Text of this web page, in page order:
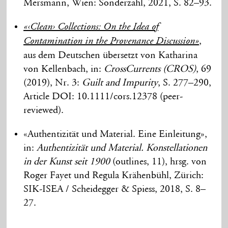
Mersmann, Wien: Sonderzahl, 2021, S. 82–93.
«‹Clean› Collections: On the Idea of
Contamination in the Provenance Discussion»,
aus dem Deutschen übersetzt von Katharina
von Kellenbach, in: CrossCurrents (CROS), 69
(2019), Nr. 3: Guilt and Impurity, S. 277–290,
Article DOI: 10.1111/cors.12378 (peer-
reviewed).
«Authentizität und Material. Eine Einleitung»,
in:Authentizität und Material. Konstellationen
in der Kunst seit 1900(outlines, 11), hrsg. von
Roger Fayet und Regula Krähenbühl, Zürich:
SIK-ISEA / Scheidegger & Spiess, 2018, S. 8–
27.